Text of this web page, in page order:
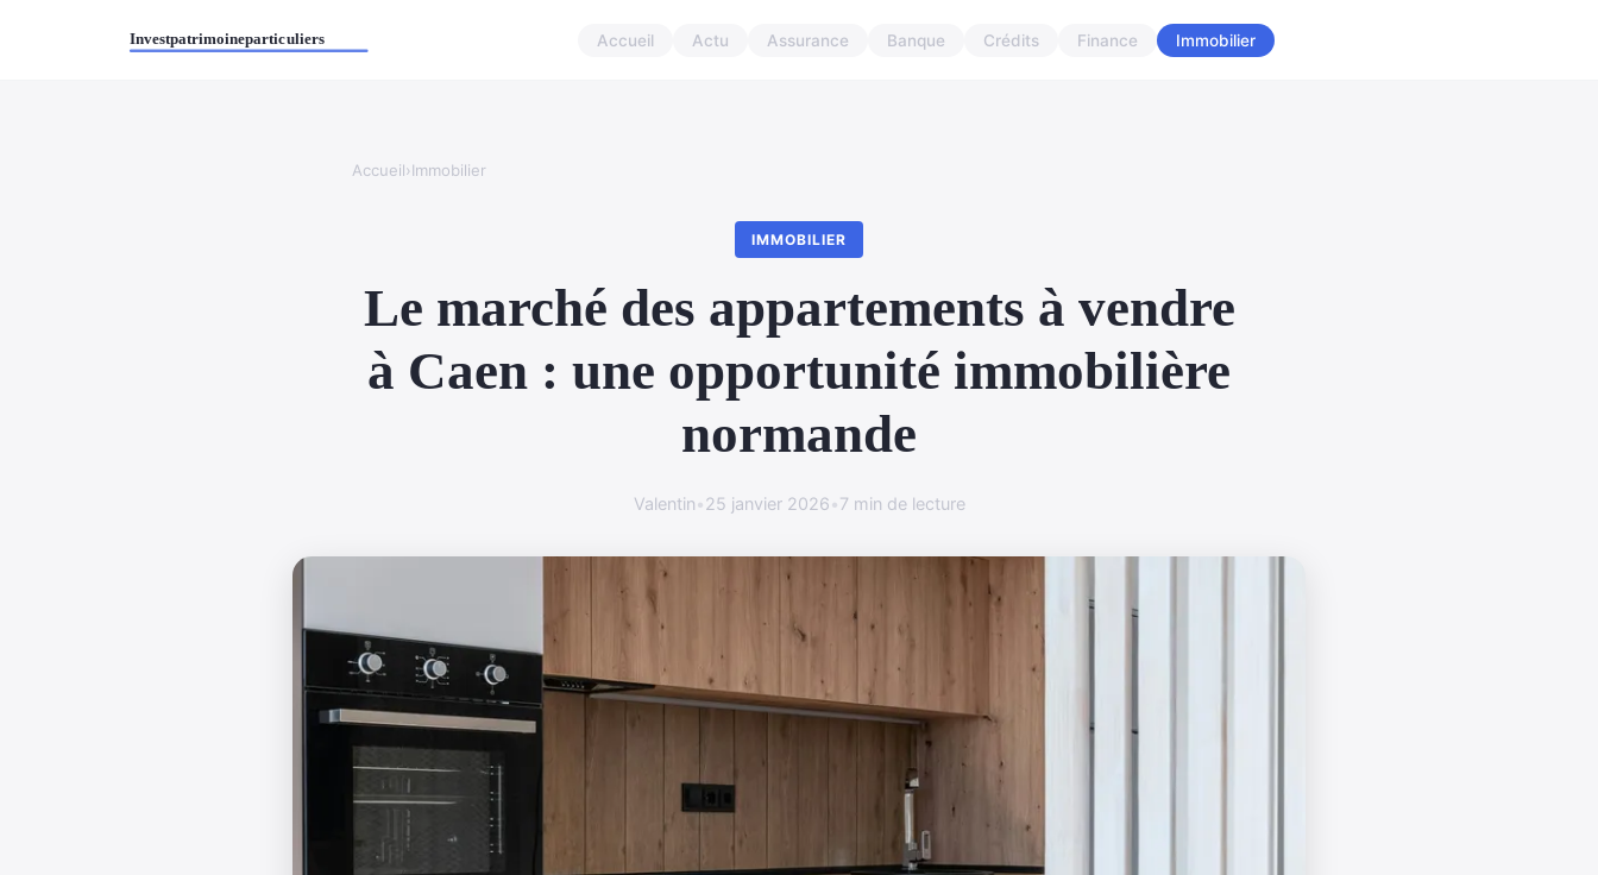
Accueil Actu Assurance Banque Crédits Finance Immobilier
Accueil›Immobilier
IMMOBILIER
Le marché des appartements à vendre
à Caen : une opportunité immobilière
normande
Valentin•25 janvier 2026•7 min de lecture